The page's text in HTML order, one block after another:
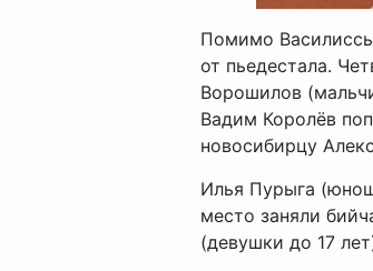
Помимо
от пьедестала.
Ворошилов
Вадим Королёв
новосибирцу
Илья Пурыга
место заняли
(девушки до 17